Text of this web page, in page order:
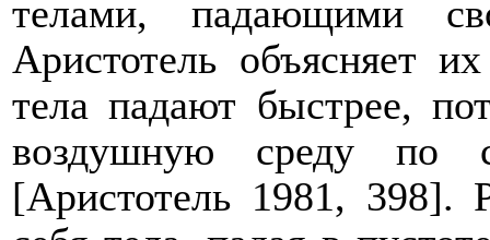
телами, падающими
Аристотель объясняет
тела падают быстрее,
воздушную среду по
[Аристотель 1981, 398].